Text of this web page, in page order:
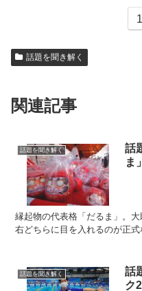
1
話題を聞き解く
関連記事
話題を聞き解く
話
ま
縁起物の代表格「だるま」。
右どちらに目を入れるのが正式
話題を聞き解く
話
ク